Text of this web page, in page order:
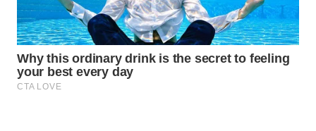
TV
WAHANANEWS
ID